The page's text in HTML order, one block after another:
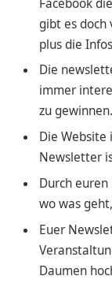
gibt es doch
plus die
Die
immer
zu
Die
Newsletter
Durch
wo was
Euer
Daumen